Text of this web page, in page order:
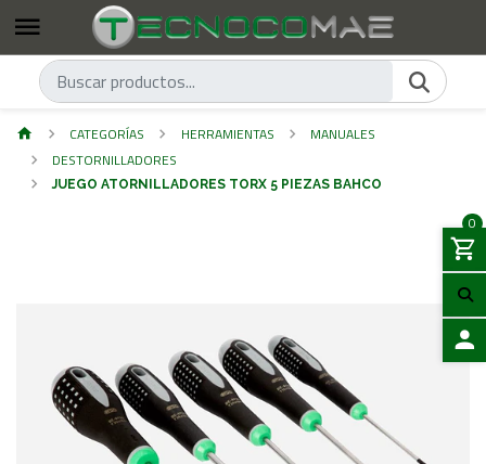
0
CATEGORÍAS HERRAMIENTAS
MANUALES
DESTORNILLADORES
JUEGO ATORNILLADORES TORX 5 PIEZAS BAHCO